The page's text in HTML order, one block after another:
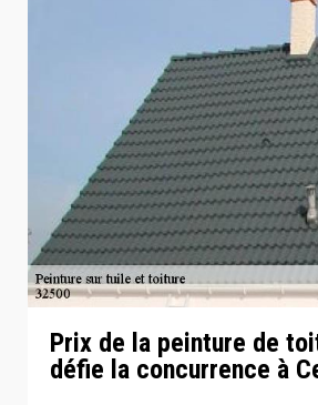
Prix de la peinture de
défie la concurrence à